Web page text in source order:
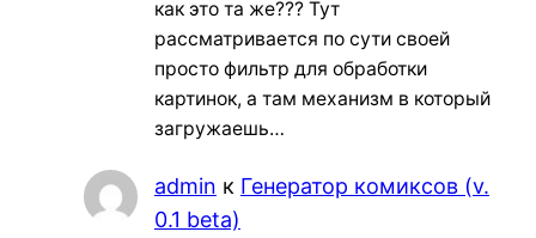
как это та же??? Тут
рассматривается по сути своей
просто фильтр для обработки
картинок, а там механизм в который
загружаешь…
admin к Генератор комиксов (v.
0.1 beta)